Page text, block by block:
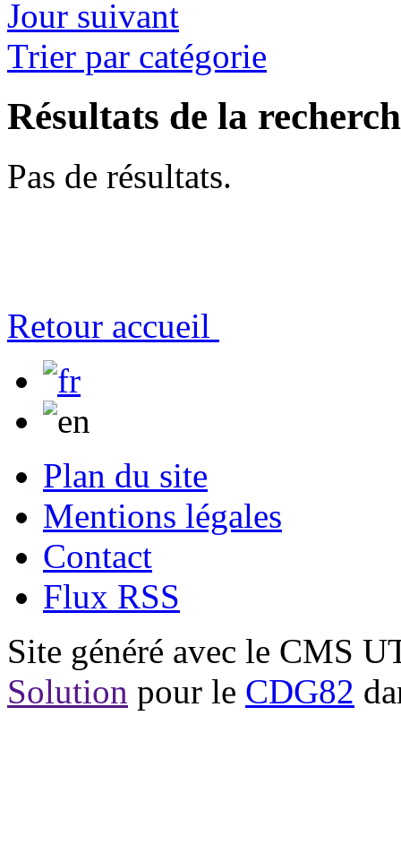
Jour suivant
Trier par catégorie
Résultats de la
Pas de résultats.
Retour accueil
Plan du site
Mentions légales
Contact
Flux RSS
Site généré avec le CMS
Solution pour le CDG82